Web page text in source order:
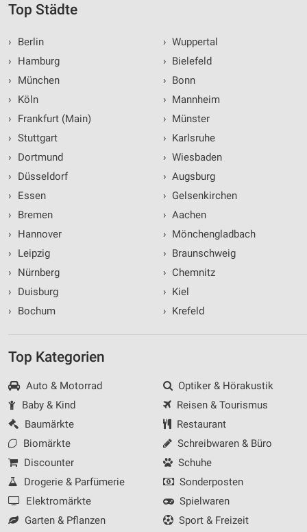
Top Städte
›
Berlin
›
Hamburg
›
München
›
Köln
›
Frankfurt (Main)
› Stuttgart
›
Dortmund
›
Düsseldorf
›
Essen
›
Bremen
›
Hannover
›
Leipzig
›
Nürnberg
›
Duisburg
›
Bochum
› Wuppertal
› Bielefeld
› Bonn
› Mannheim
› Münster
› Karlsruhe
› Wiesbaden
› Augsburg
› Gelsenkirchen
› Aachen
› Mönchengladbach
› Braunschweig
› Chemnitz
› Kiel
› Krefeld
Top Kategorien
Auto & Motorrad
Baby & Kind
Baumärkte
Biomärkte
Discounter
Drogerie & Parfümerie
Elektromärkte
Garten & Pflanzen
Optiker & Hörakustik
Reisen & Tourismus
Restaurant
Schreibwaren & Büro
Schuhe
Sonderposten
Spielwaren
Sport & Freizeit